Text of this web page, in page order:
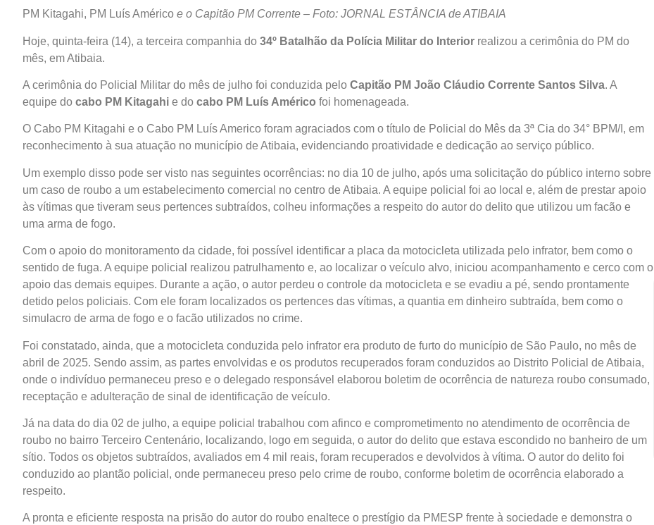
PM Kitagahi, PM Luís Américo e o Capitão PM Corrente – Foto: JORNAL ESTÂNCIA de ATIBAIA
Hoje, quinta-feira (14), a terceira companhia do 34º Batalhão da Polícia Militar do Interior realizou a cerimônia do PM do
mês, em Atibaia.
A cerimônia do Policial Militar do mês de julho foi conduzida pelo Capitão PM João Cláudio Corrente Santos Silva. A
equipe do cabo PM Kitagahi e do cabo PM Luís Américo foi homenageada.
O Cabo PM Kitagahi e o Cabo PM Luís Americo foram agraciados com o título de Policial do Mês da 3ª Cia do 34° BPM/I, em
reconhecimento à sua atuação no município de Atibaia, evidenciando proatividade e dedicação ao serviço público.
Um exemplo disso pode ser visto nas seguintes ocorrências: no dia 10 de julho, após uma solicitação do público interno sobre
um caso de roubo a um estabelecimento comercial no centro de Atibaia. A equipe policial foi ao local e, além de prestar apoio
às vítimas que tiveram seus pertences subtraídos, colheu informações a respeito do autor do delito que utilizou um facão e
uma arma de fogo.
Com o apoio do monitoramento da cidade, foi possível identificar a placa da motocicleta utilizada pelo infrator, bem como o
sentido de fuga. A equipe policial realizou patrulhamento e, ao localizar o veículo alvo, iniciou acompanhamento e cerco com o
apoio das demais equipes. Durante a ação, o autor perdeu o controle da motocicleta e se evadiu a pé, sendo prontamente
detido pelos policiais. Com ele foram localizados os pertences das vítimas, a quantia em dinheiro subtraída, bem como o
simulacro de arma de fogo e o facão utilizados no crime.
Foi constatado, ainda, que a motocicleta conduzida pelo infrator era produto de furto do município de São Paulo, no mês de
abril de 2025. Sendo assim, as partes envolvidas e os produtos recuperados foram conduzidos ao Distrito Policial de Atibaia,
onde o indivíduo permaneceu preso e o delegado responsável elaborou boletim de ocorrência de natureza roubo consumado,
receptação e adulteração de sinal de identificação de veículo.
Já na data do dia 02 de julho, a equipe policial trabalhou com afinco e comprometimento no atendimento de ocorrência de
roubo no bairro Terceiro Centenário, localizando, logo em seguida, o autor do delito que estava escondido no banheiro de um
sítio. Todos os objetos subtraídos, avaliados em 4 mil reais, foram recuperados e devolvidos à vítima. O autor do delito foi
conduzido ao plantão policial, onde permaneceu preso pelo crime de roubo, conforme boletim de ocorrência elaborado a
respeito.
A pronta e eficiente resposta na prisão do autor do roubo enaltece o prestígio da PMESP frente à sociedade e demonstra o